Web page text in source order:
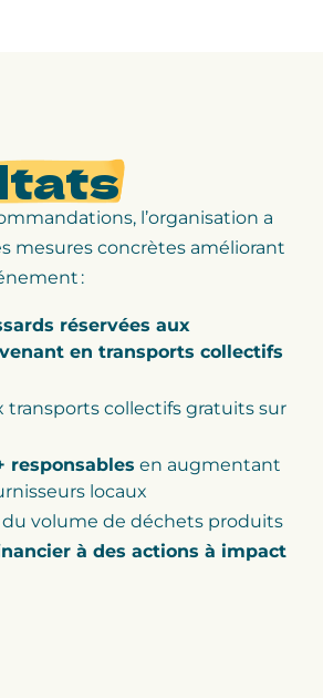
l’organisation a
mesures concrètes améliorant
:
réservées aux
en transports collectifs
transports collectifs gratuits sur
responsables en augmentant
locaux
volume de déchets produits
à des actions à impact